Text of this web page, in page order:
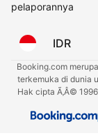
pelaporannya
IDR
Booking.com
terkemuka di dunia
Hak cipta Ã‚Â©